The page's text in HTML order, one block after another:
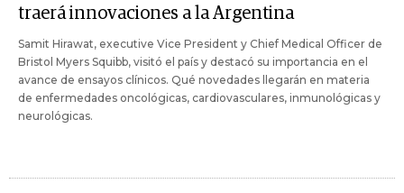
traerá innovaciones a la Argentina
Samit Hirawat, executive Vice President y Chief Medical Officer de
Bristol Myers Squibb, visitó el país y destacó su importancia en el
avance de ensayos clínicos. Qué novedades llegarán en materia
de enfermedades oncológicas, cardiovasculares, inmunológicas y
neurológicas.